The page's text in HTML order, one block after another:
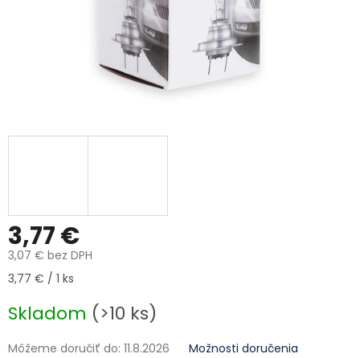
3,77 €
3,07 € bez DPH
Jednotková cena:
3,77 € / 1 ks
Skladom (>10 ks)
Môžeme doručiť do: 11.8.2026 Možnosti doručenia